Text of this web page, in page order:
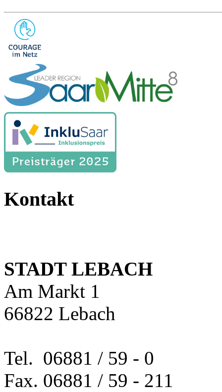
Kontakt
STADT LEBACH
Am Markt 1
66822 Lebach
Tel. 06881 / 59 - 0
Fax. 06881 / 59 - 211